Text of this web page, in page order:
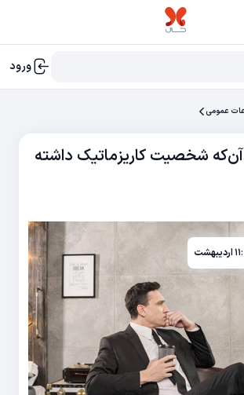
ورود
عمومی
آن‌که شخصیت کاریزماتیک داشته
۱۱ اردیبهشت